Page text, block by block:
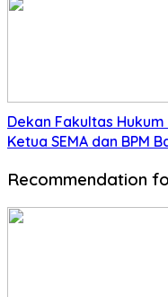
Dekan Fakultas
Ketua SEMA dan BPM
Recommendation